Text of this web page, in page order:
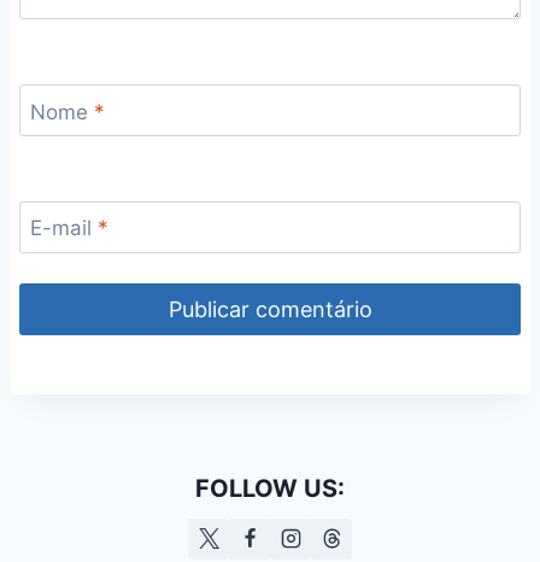
Nome *
E-mail *
FOLLOW US: